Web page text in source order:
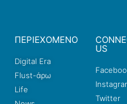
ΠΕΡΙΕΧΟΜΕΝΟ
Digital Era
Flust-άρω
Life
US
Twitter